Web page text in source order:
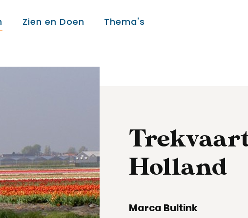
Zien en Doen Thema's
Over ons
Colofon
Contact
Onderwijs
Holland
Marca Bultink